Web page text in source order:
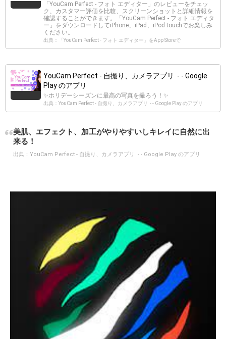
‎「YouCam Perfect - フォト エディター」のレビューをチェッ
ク、カスタマー評価を比較、スクリーンショットと詳細情報を
確認することができます。「YouCam Perfect - フォト エディタ
ー」をダウンロードしてiPhone、iPad、iPod touchでお楽しみ
ください。
出典：‎「YouCam Perfect - フォト エディター」をApp Storeで
YouCam Perfect - 自撮り、カメラアプリ - - Google
Play のアプリ
✨ホリデーシーズンに最高の写真を撮ろう！✨
出典：YouCam Perfect - 自撮り、カメラアプリ - - Google Play のアプリ
美肌、エフェクト、加工がやりやすいしキレイに自然に出
来る！
出典： YouCam Perfect - 自撮り、カメラアプリ - - Google Play のアプリ